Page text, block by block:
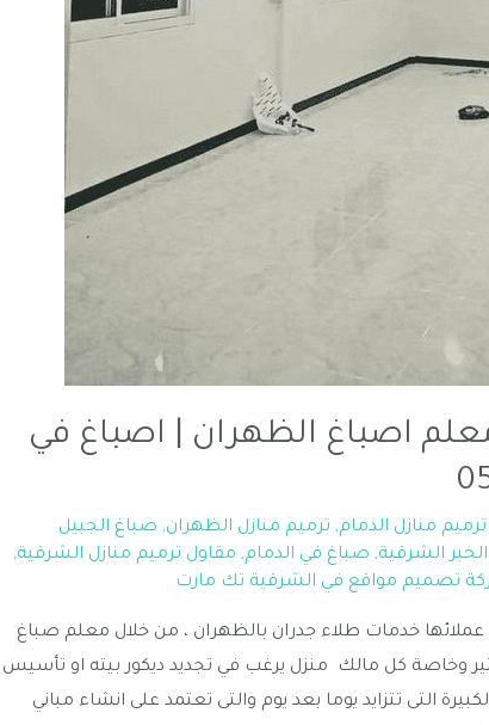
اصباغ الظهران | اصباغ في
ترميم منازل الدمام, ترميم منازل الظهران, صباغ الجبيل
الشرقية, صباغ في الدمام, مقاول ترميم منازل الشرقية,
تصميم مواقع في الشرقية تك مارت
خدمات طلاء جدران بالظهران ، من خلال معلم صباغ
وخاصة كل مالك منزل يرغب في تجديد ديكور بيته او تأسيس
التى تتزايد يوما بعد يوم والتى تعتمد على انشاء مباني